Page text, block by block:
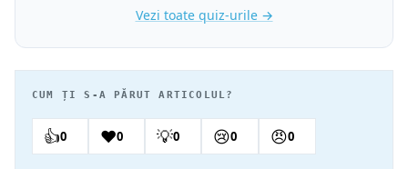
Vezi toate quiz-urile →
CUM ȚI S-A PĂRUT ARTICOLUL?
👍0 ❤️0 💡0 😢0 😠0